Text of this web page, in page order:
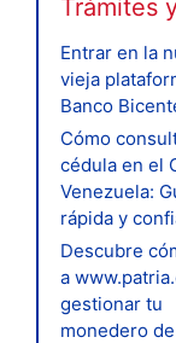
Trámites
Entrar en la
vieja
Banco
Cómo
cédula en el
Venezuela:
rápida y
Descubre
a
gestionar tu
monedero